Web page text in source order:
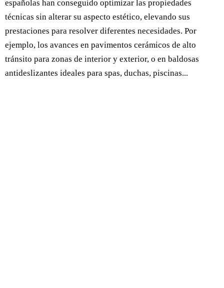
españolas han conseguido optimizar las propiedades
técnicas sin alterar su aspecto estético, elevando sus
prestaciones para resolver diferentes necesidades. Por
ejemplo, los avances en pavimentos cerámicos de alto
tránsito para zonas de interior y exterior, o en baldosas
antideslizantes ideales para spas, duchas, piscinas...